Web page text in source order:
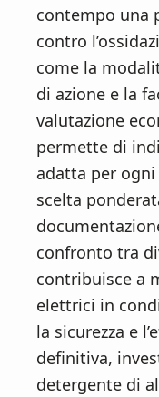
contempo una
contro
come la
di azione e la
valutazione
permette di
adatta per ogni
scelta
confronto tra
contribuisce a
elettrici in
la sicurezza e
definitiva,
detergente di